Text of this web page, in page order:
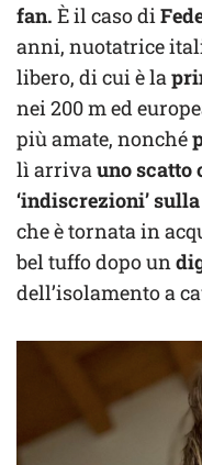
fan. È il caso di
anni, nuotatrice
libero, di cui è la
nei 200 m ed
più amate, nonché
lì arrivauno scatto
‘indiscrezioni’
che è tornata in
bel tuffo dopo un
dell’isolamento a